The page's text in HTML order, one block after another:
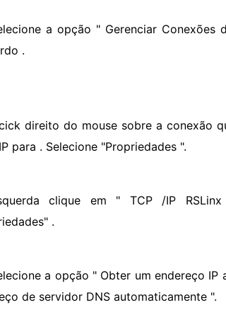
a opção " Gerenciar
.
direito do mouse sobre a conexão
para . Selecione "Propriedades ".
clique em " TCP /IP
.
a opção " Obter um endereço
de servidor DNS automaticamente ".